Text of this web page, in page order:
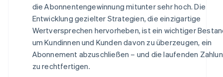
die Abonnentengewinnung mitunter sehr hoch. Die
Entwicklung gezielter Strategien, die einzigartige
Wertversprechen hervorheben, ist ein wichtiger
um Kundinnen und Kunden davon zu überzeugen, ein
Abonnement abzuschließen – und die laufenden
zu rechtfertigen.